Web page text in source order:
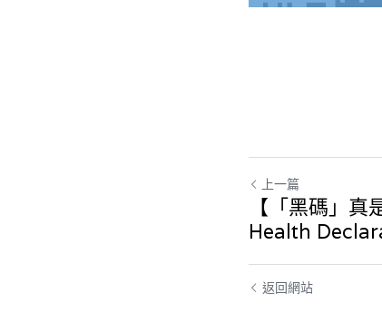
上一篇
【「黑碼」真
Health
返回網站